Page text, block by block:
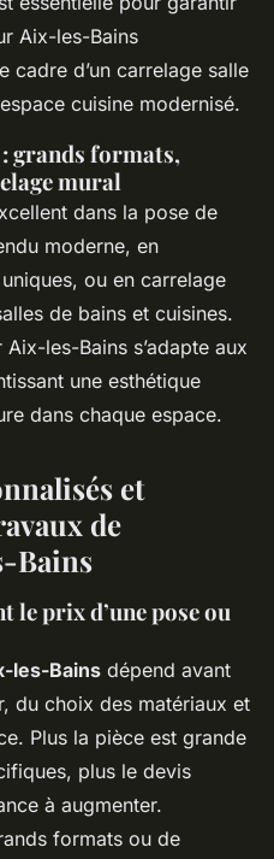
Aix-les-Bains
cadre d’un carrelage salle
cuisine modernisé.
grands formats,
mural
dans la pose de
moderne, en
ou en carrelage
de bains et cuisines.
les-Bains s’adapte aux
une esthétique
dans chaque espace.
et
de
Bains
le prix d’une pose ou
les-Bains dépend avant
du choix des matériaux et
Plus la pièce est grande
plus le devis
à augmenter.
formats ou de